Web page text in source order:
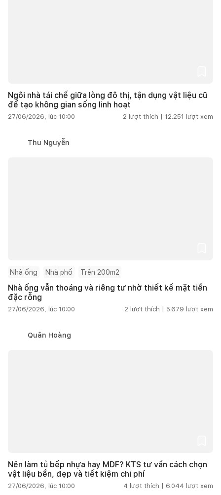
Ngôi nhà tái chế giữa lòng đô thị, tận dụng vật liệu cũ
để tạo không gian sống linh hoạt
27/06/2026, lúc 10:00 2 lượt thích | 12.251 lượt xem
Thu Nguyễn
Nhà ống Nhà phố Trên 200m2
Nhà ống vẫn thoáng và riêng tư nhờ thiết kế mặt tiền
đặc rỗng
27/06/2026, lúc 10:00 2 lượt thích | 5.679 lượt xem
Quân Hoàng
Nên làm tủ bếp nhựa hay MDF? KTS tư vấn cách chọn
vật liệu bền, đẹp và tiết kiệm chi phí
27/06/2026, lúc 10:00 4 lượt thích | 6.044 lượt xem